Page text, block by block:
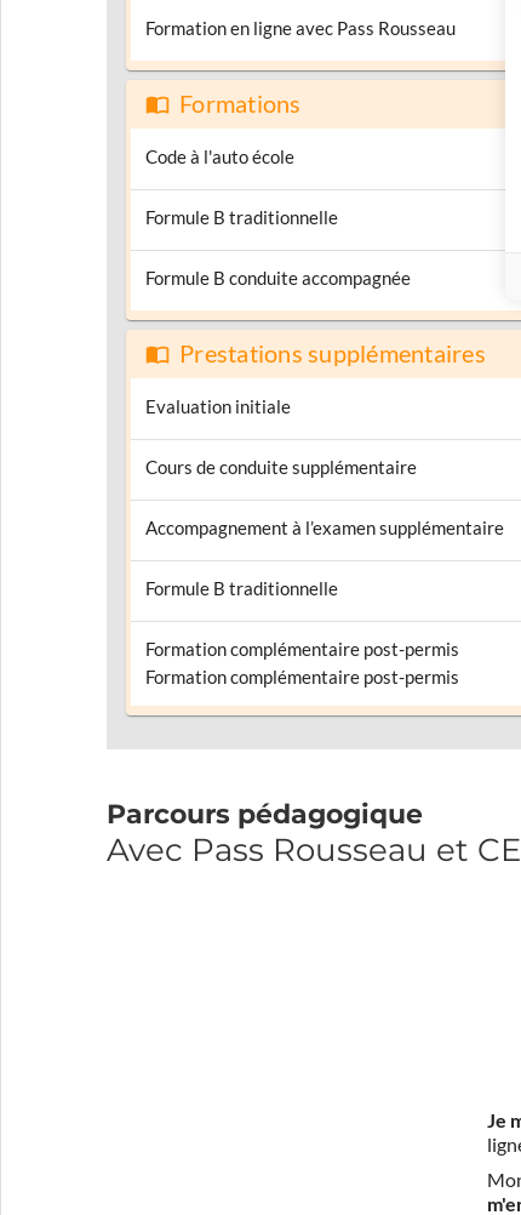
Formation en ligne avec Pass Rousseau
Formations
Code à l'auto école
Formule B traditionnelle
Formule B conduite accompagnée
Prestations supplémentaires
Evaluation initiale
Cours de conduite supplémentaire
Accompagnement à l’examen supplémentaire
Formule B traditionnelle
Formation complémentaire post-permis
Formation complémentaire post-permis
Parcours pédagogique
Avec Pass Rousseau et
Je